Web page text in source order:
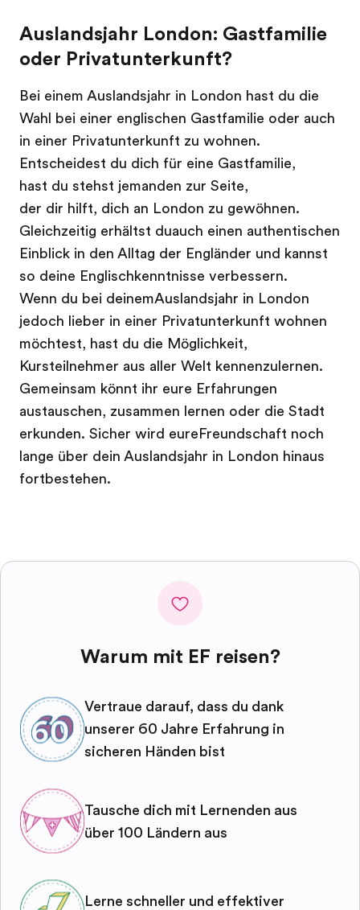
Auslandsjahr London: Gastfamilie
oder Privatunterkunft?
Bei einem Auslandsjahr in London hast du die
Wahl bei einer englischen Gastfamilie oder auch
in einer Privatunterkunft zu wohnen.
Entscheidest du dich für eine Gastfamilie,
hast du stehst jemanden zur Seite,
der dir hilft, dich an London zu gewöhnen.
Gleichzeitig erhältst duauch einen authentischen
Einblick in den Alltag der Engländer und kannst
so deine Englischkenntnisse verbessern.
Wenn du bei deinemAuslandsjahr in London
jedoch lieber in einer Privatunterkunft wohnen
möchtest, hast du die Möglichkeit,
Kursteilnehmer aus aller Welt kennenzulernen.
Gemeinsam könnt ihr eure Erfahrungen
austauschen, zusammen lernen oder die Stadt
erkunden. Sicher wird eureFreundschaft noch
lange über dein Auslandsjahr in London hinaus
fortbestehen.
Warum mit EF reisen?
Vertraue darauf, dass du dank
unserer 60 Jahre Erfahrung in
sicheren Händen bist
Tausche dich mit Lernenden aus
über 100 Ländern aus
Lerne schneller und effektiver